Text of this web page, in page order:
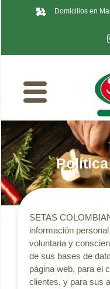
Domicilios en
SETAS
información
voluntaria y
de sus bases de
página web, para el
clientes, y para sus